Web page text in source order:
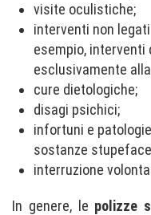
visite oculistiche;
interventi non
esempio,
esclusivamente
cure dietologiche;
disagi psichici;
infortuni e
sostanze
interruzione
In genere, le polizze